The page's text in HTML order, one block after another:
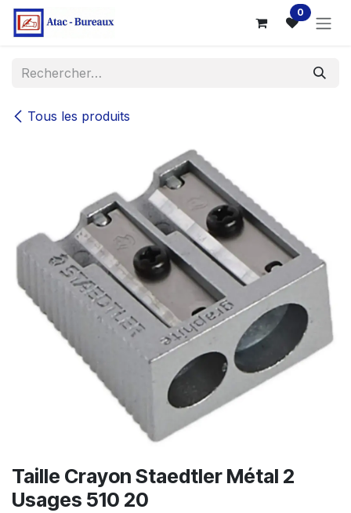
Se rendre au contenu 0
Tous les produits
Taille Crayon Staedtler Métal 2
Usages 510 20